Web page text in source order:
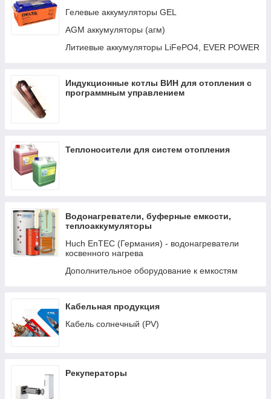
Гелевые аккумуляторы GEL
AGM аккумуляторы (агм)
Литиевые аккумуляторы LiFePO4, EVER POWER
Индукционные котлы ВИН для отопления с
программным управлением
Теплоносители для систем отопления
Водонагреватели, буферные емкости,
теплоаккумуляторы
Huch EnTEC (Германия) - водонагреватели
косвенного нагрева
Дополнительное оборудование к емкостям
Кабельная продукция
Кабель солнечный (PV)
Рекуператоры